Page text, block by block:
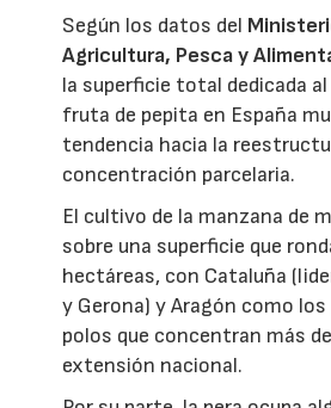
Según los datos del
Agricultura, Pesca y
la superficie total dedicada
fruta de pepita en España
tendencia hacia la
concentración parcelaria.
El cultivo de la manzana de
sobre una superficie que
hectáreas, con Cataluña
y Gerona) y Aragón como
polos que concentran más
extensión nacional.